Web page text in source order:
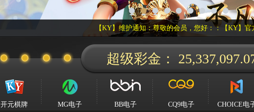
【KY】维护通知：尊敬的会员，您好：：【KY】官方平台将于北京时间
超级彩金：
开元棋牌 MG电子 BB电子 CQ9电子 CHOICE电
Kg****g45 25680.00
不休的爱情
Ying**123
篮球巨星
Hg****64
23514.56
不休的爱情
Qq****514
冰上曲棍球
235768.00
空手道猪